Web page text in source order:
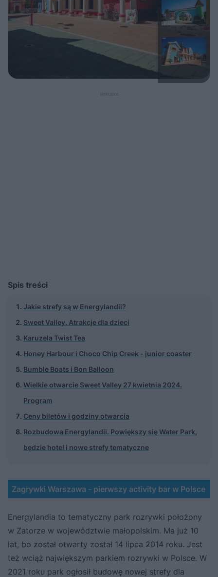
Spis treści
Jakie strefy są w Energylandii?
Sweet Valley. Atrakcje dla dzieci
Karuzela Twist Tea
Honey Harbour i Choco Chip Creek - junior coaster
Bumble Boats i Bon Balloon
Wielkie otwarcie Sweet Valley 27 kwietnia 2024.
Program
Ceny biletów i godziny otwarcia
Rozbudowa Energylandii. Powiększy się Water Park,
będzie hotel i nowe strefy tematyczne
Zagrywki Warszawa - pierwszy activity bar w Polsce
Energylandia to tematyczny park rozrywki położony
w Zatorze w województwie małopolskim. Ma już 10
lat, bo został otwarty został 14 lipca 2014 roku. Jest
też wciąż największym parkiem rozrywki w Polsce. W
2021 roku park ogłosił budowę nowej strefy dla